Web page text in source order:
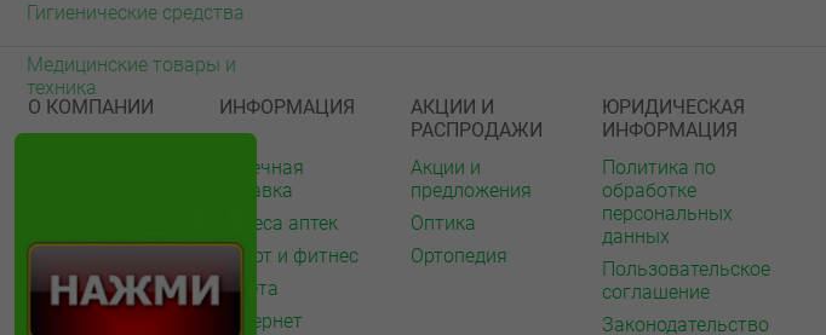
Гигиенические средства
Медицинские товары и
техника
О КОМПАНИИ
Вакансии
ИНФОРМАЦИЯ
Аптечная
справка
Адреса аптек
Спорт и фитнес
Газета
Интернет
АКЦИИ И
РАСПРОДАЖИ
Акции и
предложения
Оптика
Ортопедия
ЮРИДИЧЕСКАЯ
ИНФОРМАЦИЯ
Политика по
обработке
персональных
данных
Пользовательское
соглашение
Законодательство